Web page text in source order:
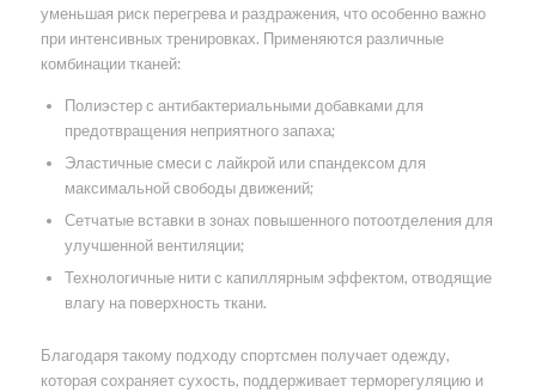
уменьшая риск перегрева и раздражения, что особенно важно
при интенсивных тренировках. Применяются различные
комбинации тканей:
Полиэстер с антибактериальными добавками для
предотвращения неприятного запаха;
Эластичные смеси с лайкрой или спандексом для
максимальной свободы движений;
Сетчатые вставки в зонах повышенного потоотделения для
улучшенной вентиляции;
Технологичные нити с капиллярным эффектом, отводящие
влагу на поверхность ткани.
Благодаря такому подходу спортсмен получает одежду,
которая сохраняет сухость, поддерживает терморегуляцию и